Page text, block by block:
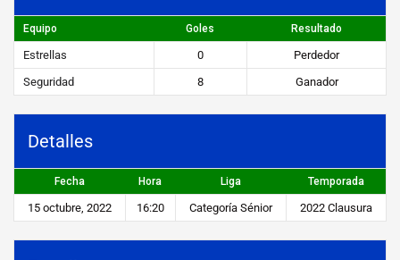
e
g
u
d
Equipo Goles Resultado
Estrellas 0
Perdedor
Seguridad
8 Ganador
Detalles
Fecha Hora Liga Temporada
15 octubre, 2022 16:20 Categoría Sénior 2022 Clausura